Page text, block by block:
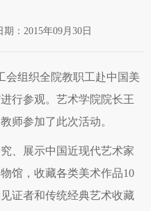
期：2015年09月30日
会组织全院教职工赴中国美
行参观。艺术学院院长王
师参加了此次活动。
、展示中国近现代艺术家
馆，收藏各类美术作品10
证者和传统经典艺术收藏